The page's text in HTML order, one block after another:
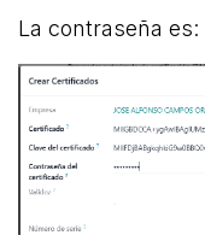
La contraseña es: